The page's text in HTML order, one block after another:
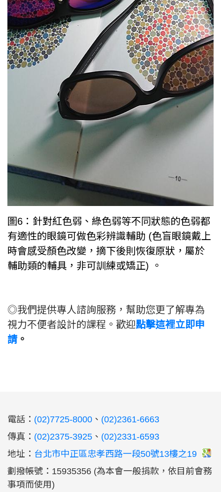
圖6：針對紅色弱、綠色弱等不同狀態的色弱都
有適性的眼鏡可做色彩辨識輔助 (色盲眼鏡戴上
時會感受顏色改變，摘下後則恢復原狀，屬於
輔助類的輔具，非可訓練或矯正) 。
◎我們提供專人諮詢服務，幫助您更了解專為
視力不便者設計的課程。歡迎點擊這裡立即申
請。
電話： (02)7725-8000 、 (02)2361-6663
傳真： (02)2375-3925 、 (02)2331-6593
地址： 台北市中正區忠孝西路一段50號13樓之19
劃撥帳號：15935356 (為本會一般捐款，依目前會務
事項而使用)